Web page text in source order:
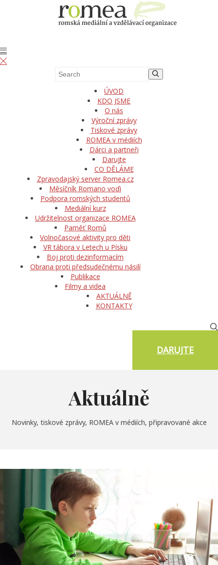
ÚVOD
KDO JSME
O nás
Výroční zprávy
Tiskové zprávy
ROMEA v médiích
Dárci a partneři
Darujte
CO DĚLÁME
Zpravodajský server Romea.cz
Měsíčník Romano voďi
Podpora romských studentů
Mediální kurz
Udržitelnost organizace ROMEA
Paměť Romů
Volnočasové aktivity pro děti
VR tábora v Letech u Písku
Boj proti dezinformacím
Obrana proti předsudečnému násilí
Publikace
Filmy a videa
AKTUÁLNĚ
KONTAKTY
DARUJTE
Aktuálně
Novinky, tiskové zprávy, ROMEA v médiích, připravované akce